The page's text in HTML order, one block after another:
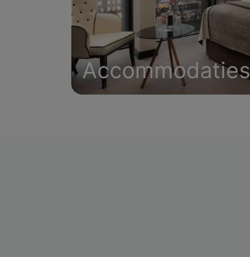
Accommodaties